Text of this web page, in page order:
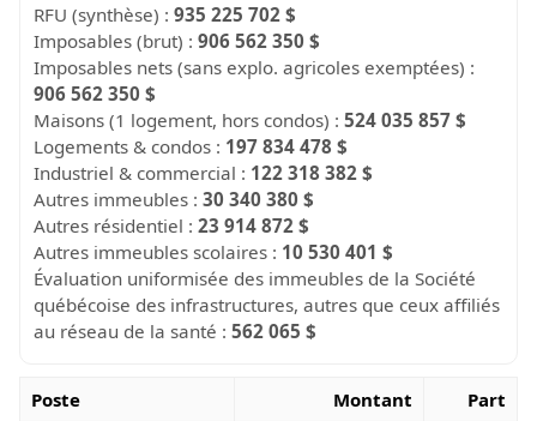
RFU (synthèse) :935 225 702 $
Imposables (brut) :906 562 350 $
Imposables nets (sans explo. agricoles exemptées) :
906 562 350 $
Maisons (1 logement, hors condos) :524 035 857 $
Logements & condos : 197 834 478 $
Industriel & commercial : 122 318 382 $
Autres immeubles :30 340 380 $
Autres résidentiel :23 914 872 $
Autres immeubles scolaires : 10 530 401 $
Évaluation uniformisée des immeubles de la Société
québécoise des infrastructures, autres que ceux affiliés
au réseau de la santé :562 065 $
Poste Montant
Part